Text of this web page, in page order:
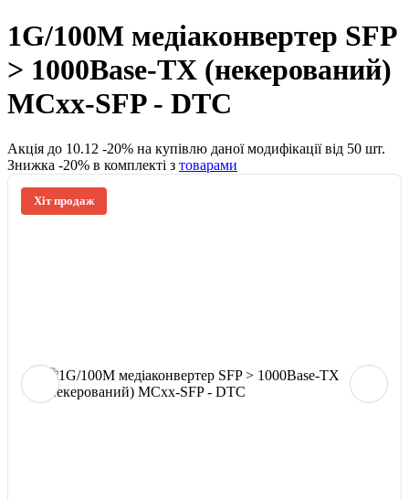
1G/100M медіаконвертер SFP
> 1000Base-TX (некерований)
MCxx-SFP - DTC
Акція до 10.12 -20% на купівлю даної модифікації від 50 шт.
Знижка -20% в комплекті з товарами
Хіт продаж